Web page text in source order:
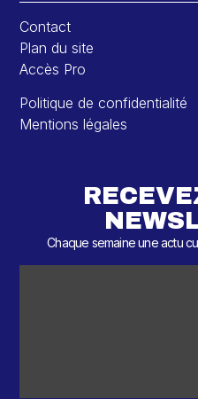
Contact
Plan du site
Accès Pro
Politique de confidentialité
Mentions légales
Chaque semaine une actu